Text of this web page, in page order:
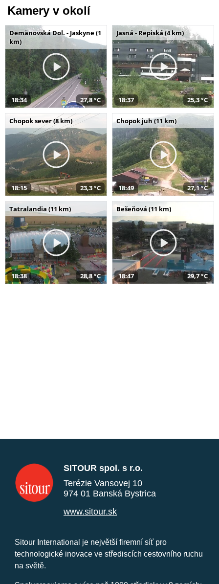
Kamery v okolí
Demänovská Dol. - Jaskyne (1
km)
18:34 27,8 °C
Jasná - Repiská (4 km)
18:37 25,3 °C
Chopok sever (8 km)
18:15 23,3 °C
Chopok juh (11 km)
18:49 27,1 °C
Tatralandia (11 km)
18:38 28,8 °C
Bešeňová (11 km)
18:47 29,7 °C
SITOUR spol. s r.o.
Terézie Vansovej 10
974 01 Banská Bystrica
www.sitour.sk
Sitour International je největší firemní síť pro
technologické inovace ve střediscích cestovního ruchu
na světě.